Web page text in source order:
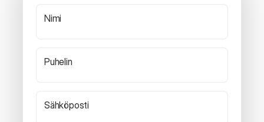
Nimi
Puhelin
Sähköposti